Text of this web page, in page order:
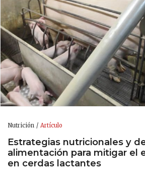
Nutrición Artículo
Estrategias nutricionales y
alimentación para mitigar el
en cerdas lactantes